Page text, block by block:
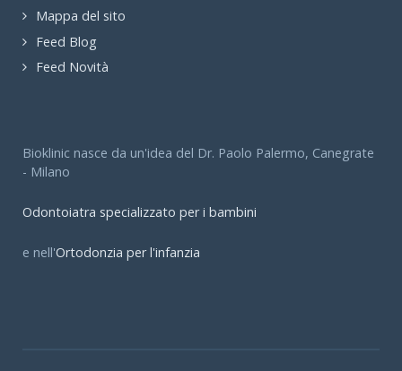
Mappa del sito
Feed Blog
Feed Novità
Bioklinic nasce da un'idea del Dr. Paolo Palermo, Canegrate
- Milano
Odontoiatra specializzato per i bambini
e nell'Ortodonzia per l'infanzia